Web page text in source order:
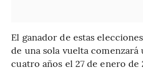
El ganador de estas
de una sola vuelta comenzará
cuatro años el 27 de enero de